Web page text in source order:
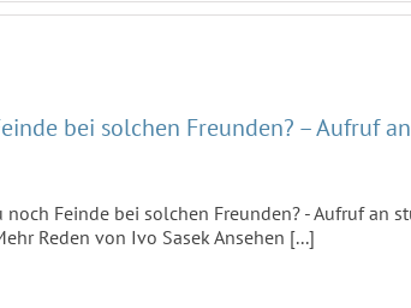
bei solchen Freunden? – Aufruf
noch Feinde bei solchen Freunden? - Aufruf an
Reden von Ivo Sasek Ansehen [...]